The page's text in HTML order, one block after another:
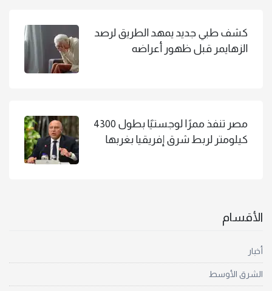
كشف طبي جديد يمهد الطريق لرصد
الزهايمر قبل ظهور أعراضه
مصر تنفذ ممرًا لوجستيًا بطول 4300
كيلومتر لربط شرق إفريقيا بغربها
الأقسام
أخبار
الشرق الأوسط